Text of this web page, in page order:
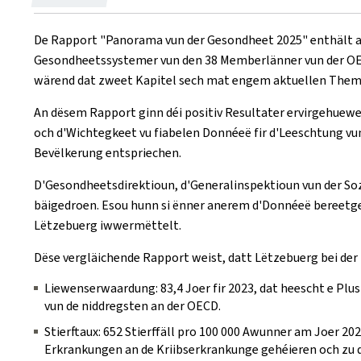
on
De Rapport "Panorama vun der Gesondheet 2025" enthält
Gesondheetssystemer vun den 38 Memberlänner vun der
wärend dat zweet Kapitel sech mat engem aktuellen
An dësem Rapport ginn déi positiv Resultater
och d'Wichtegkeet vu fiabelen Donnéeë fir d'Leeschtung
Bevëlkerung entspriechen.
D'Gesondheetsdirektioun, d'Generalinspektioun vun der
bäigedroen. Esou hunn si ënner anerem d'Donnéeë
Lëtzebuerg iwwermëttelt.
Dëse vergläichende Rapport weist, datt Lëtzebuerg bei
Liewenserwaardung: 83,4 Joer fir 2023, dat heescht e
vun de niddregsten an der OECD.
Stierftaux: 652 Stierffäll pro 100 000 Awunner am Joer
Erkrankungen an de Kriibserkrankunge gehéieren och